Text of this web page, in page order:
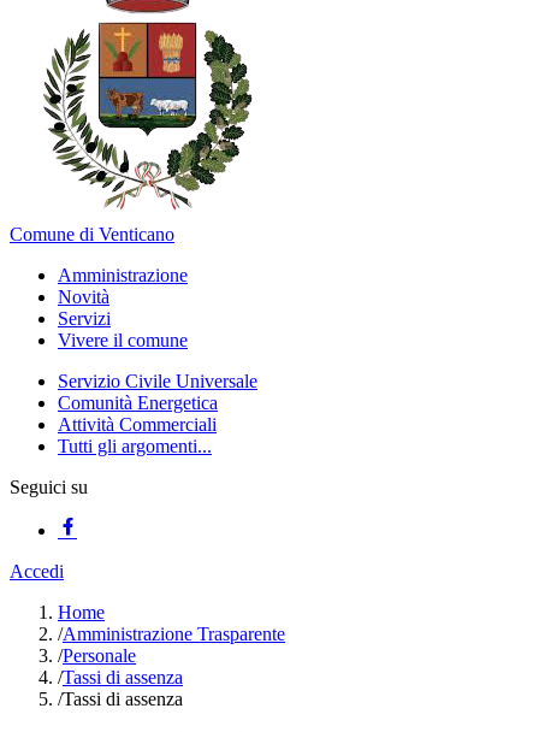
Comune di Venticano
Amministrazione
Novità
Servizi
Vivere il comune
Servizio Civile Universale
Comunità Energetica
Attività Commerciali
Tutti gli argomenti...
Seguici su
Accedi
Home
/Amministrazione Trasparente
/Personale
/Tassi di assenza
/Tassi di assenza